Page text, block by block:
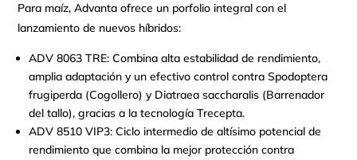
Para maíz, Advanta ofrece un porfolio integral con el
lanzamiento de nuevos híbridos:
ADV 8063 TRE: Combina alta estabilidad de rendimiento,
amplia adaptación y un efectivo control contra Spodoptera
frugiperda (Cogollero) y Diatraea saccharalis (Barrenador
del tallo), gracias a la tecnología Trecepta.
ADV 8510 VIP3: Ciclo intermedio de altísimo potencial de
rendimiento que combina la mejor protección contra